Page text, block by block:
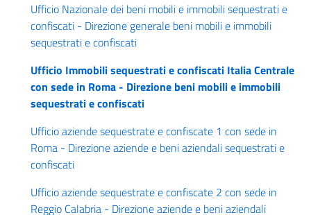
Ufficio Nazionale dei beni mobili e immobili sequestrati e
confiscati - Direzione generale beni mobili e immobili
sequestrati e confiscati
Ufficio Immobili sequestrati e confiscati Italia Centrale
con sede in Roma - Direzione beni mobili e immobili
sequestrati e confiscati
Ufficio aziende sequestrate e confiscate 1 con sede in
Roma - Direzione aziende e beni aziendali sequestrati e
confiscati
Ufficio aziende sequestrate e confiscate 2 con sede in
Reggio Calabria - Direzione aziende e beni aziendali